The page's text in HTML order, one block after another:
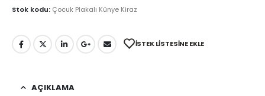
Stok kodu: Çocuk Plakalı Künye Kiraz
İSTEK LISTESINE EKLE
AÇIKLAMA